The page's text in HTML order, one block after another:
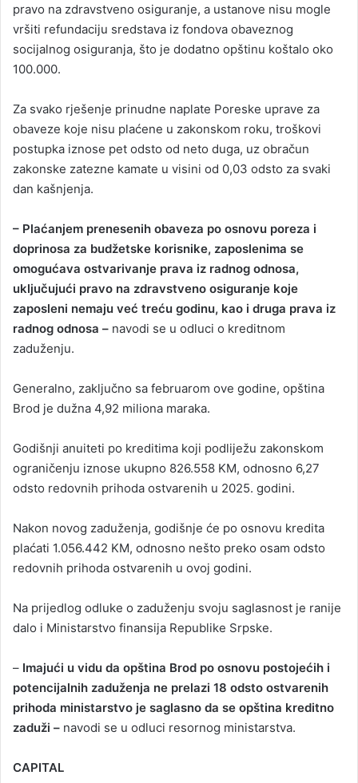
pravo na zdravstveno osiguranje, a ustanove nisu mogle
vršiti refundaciju sredstava iz fondova obaveznog
socijalnog osiguranja, što je dodatno opštinu koštalo oko
100.000.
Za svako rješenje prinudne naplate Poreske uprave za
obaveze koje nisu plaćene u zakonskom roku, troškovi
postupka iznose pet odsto od neto duga, uz obračun
zakonske zatezne kamate u visini od 0,03 odsto za svaki
dan kašnjenja.
– Plaćanjem prenesenih obaveza po osnovu poreza i
doprinosa za budžetske korisnike, zaposlenima se
omogućava ostvarivanje prava iz radnog odnosa,
uključujući pravo na zdravstveno osiguranje koje
zaposleni nemaju već treću godinu, kao i druga prava iz
radnog odnosa – navodi se u odluci o kreditnom
zaduženju.
Generalno, zaključno sa februarom ove godine, opština
Brod je dužna 4,92 miliona maraka.
Godišnji anuiteti po kreditima koji podliježu zakonskom
ograničenju iznose ukupno 826.558 KM, odnosno 6,27
odsto redovnih prihoda ostvarenih u 2025. godini.
Nakon novog zaduženja, godišnje će po osnovu kredita
plaćati 1.056.442 KM, odnosno nešto preko osam odsto
redovnih prihoda ostvarenih u ovoj godini.
Na prijedlog odluke o zaduženju svoju saglasnost je ranije
dalo i Ministarstvo finansija Republike Srpske.
– Imajući u vidu da opština Brod po osnovu postojećih i
potencijalnih zaduženja ne prelazi 18 odsto ostvarenih
prihoda ministarstvo je saglasno da se opština kreditno
zaduži – navodi se u odluci resornog ministarstva.
CAPITAL